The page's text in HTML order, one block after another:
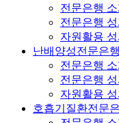
전문은행 소
전문은행
자원활용
난배양성전문은
전문은행 소
전문은행
자원활용
호흡기질환전문